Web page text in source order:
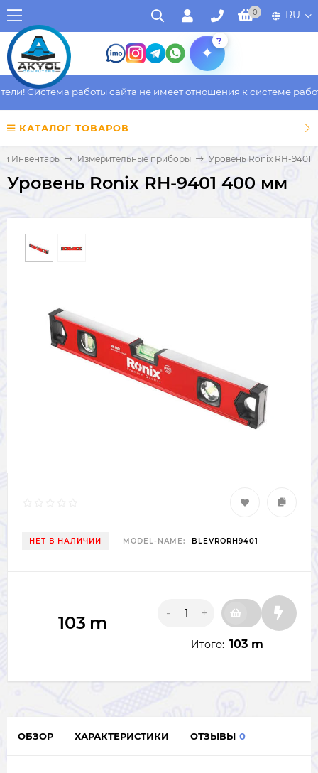
0 RU
?
Система работы сайта не имеет отношения к системе
КАТАЛОГ ТОВАРОВ
и Инвентарь Измерительные приборы Уровень Ronix RH-9401
Уровень Ronix RH-9401 400 мм
НЕТ В НАЛИЧИИ MODEL-NAME: BLEVRORH9401
103 m - +
Итого: 103 m
ОБЗОР ХАРАКТЕРИСТИКИ ОТЗЫВЫ 0